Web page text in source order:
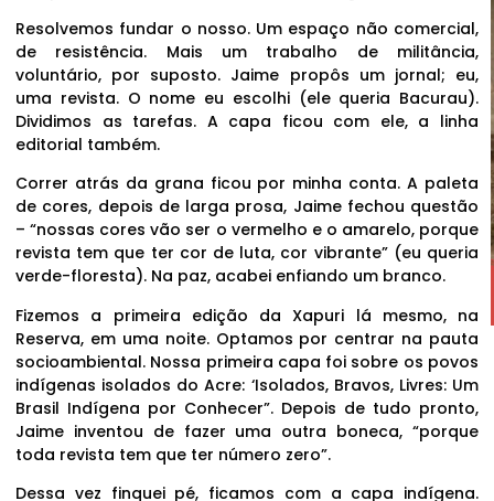
Resolvemos fundar o nosso. Um espaço não comercial,
de resistência. Mais um trabalho de militância,
voluntário, por suposto. Jaime propôs um jornal; eu,
uma revista. O nome eu escolhi (ele queria Bacurau).
Dividimos as tarefas. A capa ficou com ele, a linha
editorial também.
Correr atrás da grana ficou por minha conta. A paleta
de cores, depois de larga prosa, Jaime fechou questão
– “nossas cores vão ser o vermelho e o amarelo, porque
revista tem que ter cor de luta, cor vibrante” (eu queria
verde-floresta). Na paz, acabei enfiando um branco.
Fizemos a primeira edição da Xapuri lá mesmo, na
Reserva, em uma noite. Optamos por centrar na pauta
socioambiental. Nossa primeira capa foi sobre os povos
indígenas isolados do Acre: ‘Isolados, Bravos, Livres: Um
Brasil Indígena por Conhecer”. Depois de tudo pronto,
Jaime inventou de fazer uma outra boneca, “porque
toda revista tem que ter número zero”.
Dessa vez finquei pé, ficamos com a capa indígena.